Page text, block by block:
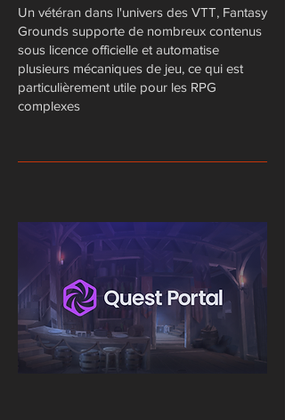
Un vétéran dans l'univers des VTT, Fantasy
Grounds supporte de nombreux contenus
sous licence officielle et automatise
plusieurs mécaniques de jeu, ce qui est
particulièrement utile pour les RPG
complexes​